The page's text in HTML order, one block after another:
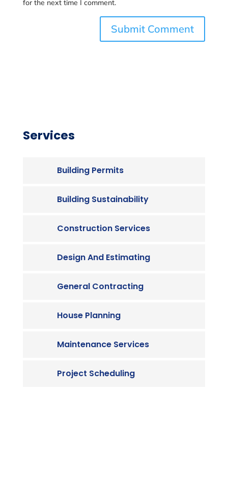
for the next time I comment.
Services
Building Permits
Building Sustainability
Construction Services
Design And Estimating
General Contracting
House Planning
Maintenance Services
Project Scheduling